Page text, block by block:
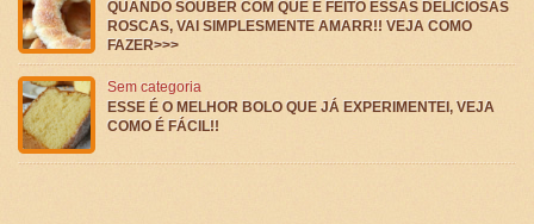
QUANDO SOUBER COM QUE É FEITO ESSAS DELICIOSAS
ROSCAS, VAI SIMPLESMENTE AMARR!! VEJA COMO
FAZER>>>
Sem categoria
ESSE É O MELHOR BOLO QUE JÁ EXPERIMENTEI, VEJA
COMO É FÁCIL!!